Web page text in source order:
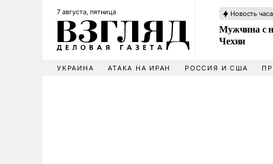
7 августа, пятница Новость часа
Мужчина с
Чехии
УКРАИНА АТАКА НА ИРАН РОССИЯ И США